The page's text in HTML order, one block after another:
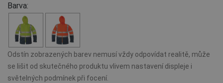
Barva:
Odstín zobrazených barev nemusí vždy odpovídat realitě, může
se lišit od skutečného produktu vlivem nastavení displeje i
světelných podmínek při focení.